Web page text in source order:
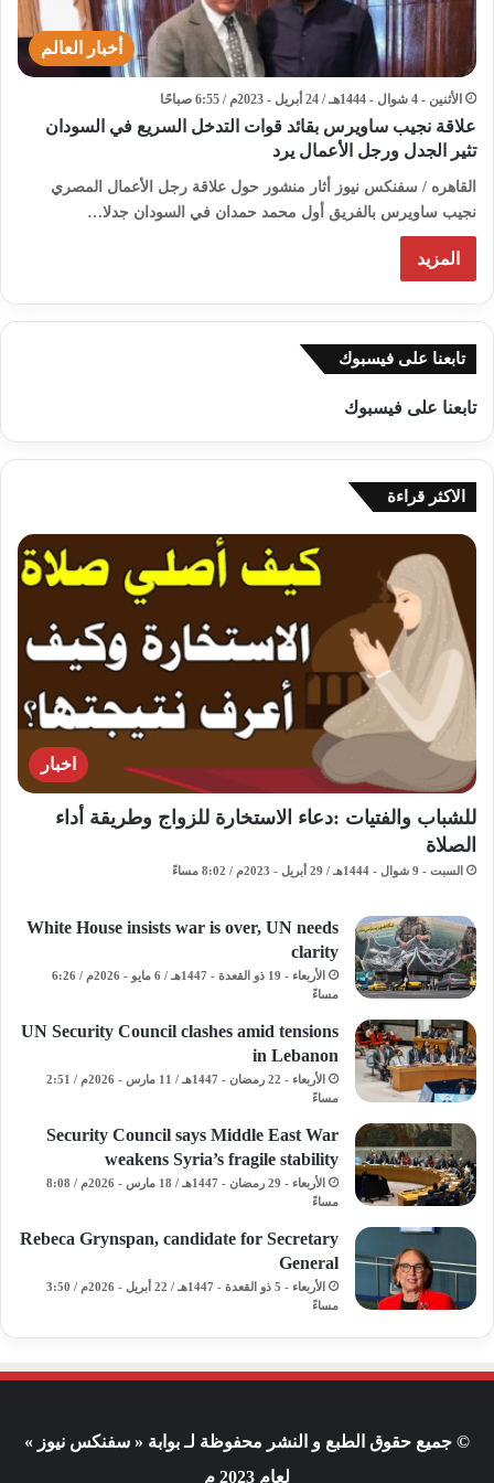
أخبار العالم
الأثنين - 4 شوال - 1444هـ / 24 أبريل - 2023م / 6:55 صباحًا
علاقة نجيب ساويرس بقائد قوات التدخل السريع في السودان
تثير الجدل ورجل الأعمال يرد
القاهره / سفنكس نيوز أثار منشور حول علاقة رجل الأعمال المصري
نجيب ساويرس بالفريق أول محمد حمدان في السودان جدلا…
المزيد
تابعنا على فيسبوك
تابعنا على فيسبوك
الاكثر قراءة
اخبار
للشباب والفتيات :دعاء الاستخارة للزواج وطريقة أداء
الصلاة
السبت - 9 شوال - 1444هـ / 29 أبريل - 2023م / 8:02 مساءً
White House insists war is over, UN needs
clarity
الأربعاء - 19 ذو القعدة - 1447هـ / 6 مايو - 2026م / 6:26
مساءً
UN Security Council clashes amid tensions
in Lebanon
الأربعاء - 22 رمضان - 1447هـ / 11 مارس - 2026م / 2:51
مساءً
Security Council says Middle East War
weakens Syria’s fragile stability
الأربعاء - 29 رمضان - 1447هـ / 18 مارس - 2026م / 8:08
مساءً
Rebeca Grynspan, candidate for Secretary
General
الأربعاء - 5 ذو القعدة - 1447هـ / 22 أبريل - 2026م / 3:50
مساءً
© جميع حقوق الطبع و النشر محفوظة لـ بوابة « سفنكس نيوز »
لعام 2023 م